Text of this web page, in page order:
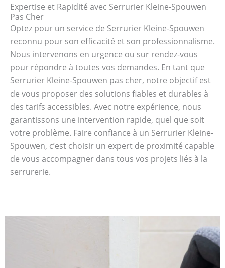
Expertise et Rapidité avec Serrurier Kleine-Spouwen
Pas Cher
Optez pour un service de Serrurier Kleine-Spouwen
reconnu pour son efficacité et son professionnalisme.
Nous intervenons en urgence ou sur rendez-vous
pour répondre à toutes vos demandes. En tant que
Serrurier Kleine-Spouwen pas cher, notre objectif est
de vous proposer des solutions fiables et durables à
des tarifs accessibles. Avec notre expérience, nous
garantissons une intervention rapide, quel que soit
votre problème. Faire confiance à un Serrurier Kleine-
Spouwen, c’est choisir un expert de proximité capable
de vous accompagner dans tous vos projets liés à la
serrurerie.